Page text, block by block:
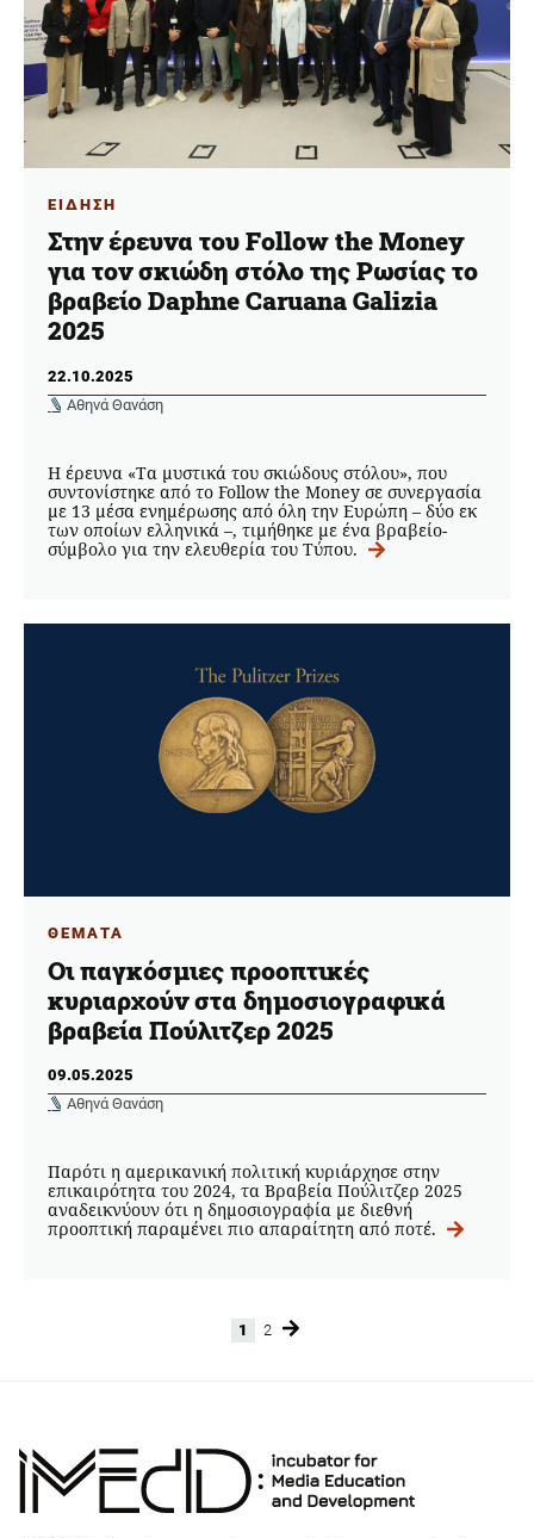
ΕΙΔΗΣΗ
Στην έρευνα του Follow the Money
για τον σκιώδη στόλο της Ρωσίας το
βραβείο Daphne Caruana Galizia
2025
22.10.2025
Αθηνά Θανάση
Η έρευνα «Τα μυστικά του σκιώδους στόλου», που
συντονίστηκε από το Follow the Money σε συνεργασία
με 13 μέσα ενημέρωσης από όλη την Ευρώπη – δύο εκ
των οποίων ελληνικά –, τιμήθηκε με ένα βραβείο-
σύμβολο για την ελευθερία του Τύπου.
ΘΕΜΑΤΑ
Οι παγκόσμιες προοπτικές
κυριαρχούν στα δημοσιογραφικά
βραβεία Πούλιτζερ 2025
09.05.2025
Αθηνά Θανάση
Παρότι η αμερικανική πολιτική κυριάρχησε στην
επικαιρότητα του 2024, τα Βραβεία Πούλιτζερ 2025
αναδεικνύουν ότι η δημοσιογραφία με διεθνή
προοπτική παραμένει πιο απαραίτητη από ποτέ.
Page
1 Page
2